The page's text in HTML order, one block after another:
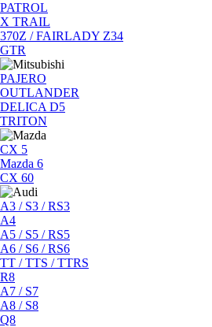
PATROL
X TRAIL
370Z / FAIRLADY Z34
GTR
PAJERO
OUTLANDER
DELICA D5
TRITON
CX 5
Mazda 6
CX 60
A3 / S3 / RS3
A4
A5 / S5 / RS5
A6 / S6 / RS6
TT / TTS / TTRS
R8
A7 / S7
A8 / S8
Q8